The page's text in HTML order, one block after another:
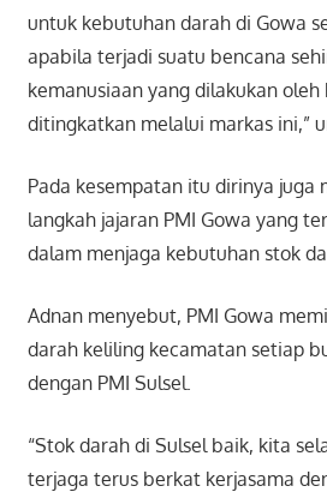
untuk kebutuhan darah di Gowa
apabila terjadi suatu bencana
kemanusiaan yang dilakukan oleh
ditingkatkan melalui markas ini,”
Pada kesempatan itu dirinya juga
langkah jajaran PMI Gowa yang
dalam menjaga kebutuhan stok
Adnan menyebut, PMI Gowa
darah keliling kecamatan setiap
dengan PMI Sulsel.
“Stok darah di Sulsel baik, kita
terjaga terus berkat kerjasama